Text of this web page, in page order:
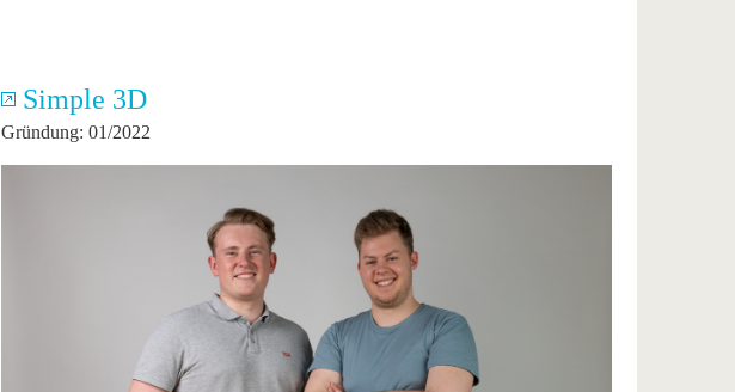
Simple 3D
Gründung: 01/2022